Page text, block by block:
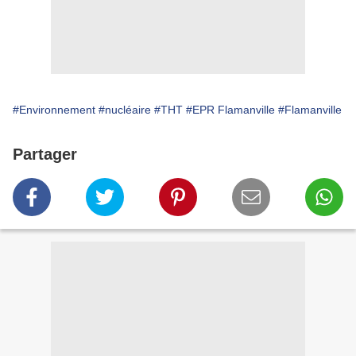
#Environnement #nucléaire #THT #EPR Flamanville #Flamanville
Partager